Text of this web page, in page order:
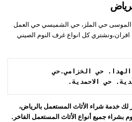
حي الملز، حي الشميسي حي العمل
كل انواع غرف النوم الصيني
طويق.حي.المهدية.حي الهدا. حي الخزامي.حي
حي الاحمدية.
لك خدمة شراء الأثاث المستعمل بالرياض،
جميع أنواع الأثاث المستعمل الفاخر.